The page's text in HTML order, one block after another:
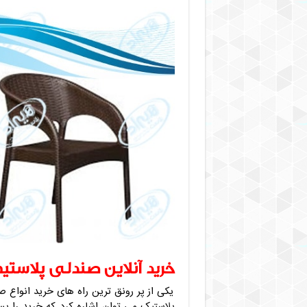
خرید آنلاین صندلی
یکی از پر رونق ترین راه های خرید انواع